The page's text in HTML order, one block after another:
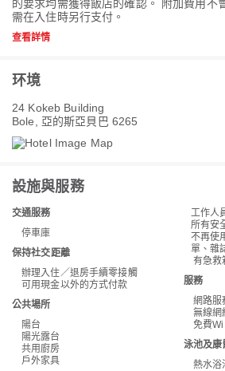
的要求均需獲得飯店的確認。 附加費用不
需在入住時另行支付。
查看詳情
环境
24 Kokeb Building
Bole, 亞的斯亞貝巴 6265
設施與服務
交通服務
停車庫
保持社交距離
辦理入住／退房手續零接觸
可用現金以外的方式付款
公共場所
陽台
陽光露台
共用廚房
戶外家具
工作人
所有安
不再使
單、雜
有急救
服務
網路服
無線網
免費
泳池及康
熱水浴